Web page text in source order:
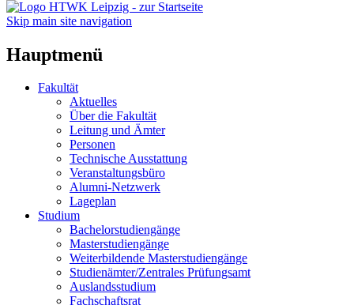
Skip main site navigation
Hauptmenü
Fakultät
Aktuelles
Über die Fakultät
Leitung und Ämter
Personen
Technische Ausstattung
Veranstaltungsbüro
Alumni-Netzwerk
Lageplan
Studium
Bachelorstudiengänge
Masterstudiengänge
Weiterbildende Masterstudiengänge
Studienämter/Zentrales Prüfungsamt
Auslandsstudium
Fachschaftsrat